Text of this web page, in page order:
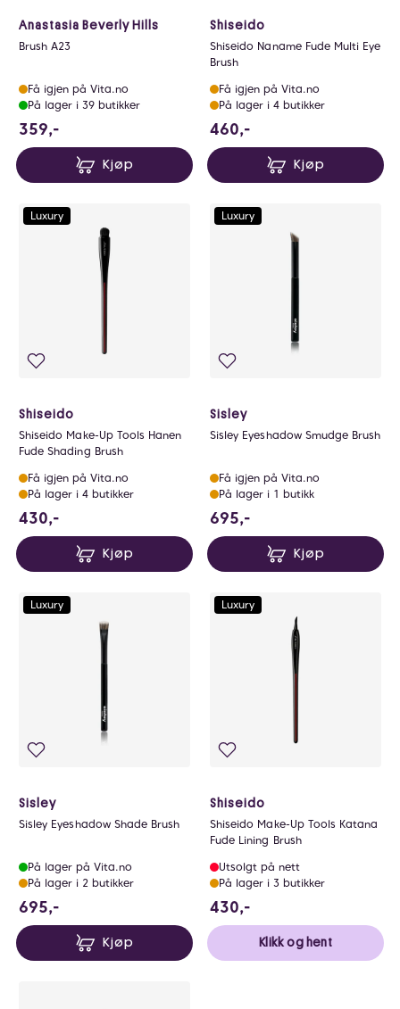
Anastasia Beverly Hills
Brush A23
Få igjen på Vita.no
På lager i 39 butikker
359,-
Kjøp
Shiseido
Shiseido Naname Fude Multi Eye
Brush
Få igjen på Vita.no
På lager i 4 butikker
460,-
Kjøp
Luxury
Shiseido
Shiseido Make-Up Tools Hanen
Fude Shading Brush
Få igjen på Vita.no
På lager i 4 butikker
430,-
Kjøp
Luxury
Sisley
Sisley Eyeshadow Smudge Brush
Få igjen på Vita.no
På lager i 1 butikk
695,-
Kjøp
Luxury
Sisley
Sisley Eyeshadow Shade Brush
På lager på Vita.no
På lager i 2 butikker
695,-
Kjøp
Luxury
Shiseido
Shiseido Make-Up Tools Katana
Fude Lining Brush
Utsolgt på nett
På lager i 3 butikker
430,-
Klikk og hent